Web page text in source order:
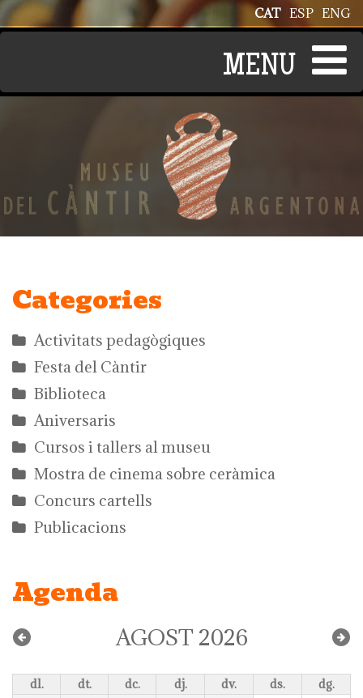
Vés al contingut ENG
ESP
CAT
Categories
Activitats pedagògiques
Festa del Càntir
Biblioteca
Aniversaris
Cursos i tallers al museu
Mostra de cinema sobre ceràmica
Concurs cartells
Publicacions
Agenda
AGOST 2026
dl. dt. dc. dj. dv. ds. dg.